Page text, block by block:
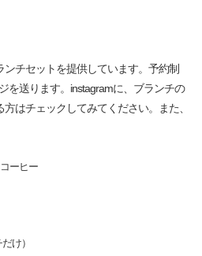
チセットを提供しています。予約制
を送ります。instagramに、ブランチの
はチェックしてみてください。また、
ーヒー
け）